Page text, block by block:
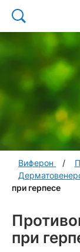
Виферон
при герпесе
при